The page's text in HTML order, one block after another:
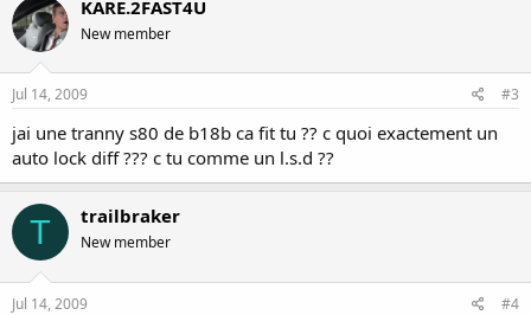
KARE.2FAST4U
New member
Jul 14, 2009 #3
jai une tranny s80 de b18b ca fit tu ?? c quoi exactement un
auto lock diff ??? c tu comme un l.s.d ??
T trailbraker
New member
Jul 14, 2009 #4